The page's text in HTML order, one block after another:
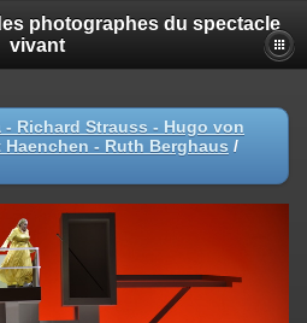
photographes du spectacle
vivant
- Richard Strauss - Hugo von
- Ruth Berghaus /